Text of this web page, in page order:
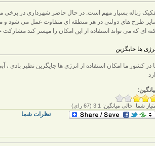
زباله بسیار مهم است. در حال حاضر شهرداری در برخی
طرح های دولتی در هر منطقه ای متفاوت عمل می شود و
ای که می تواند استفاده از این امکان را میسر کند مشارکت
ها جایگزین
در کشور ما امکان استفاده از انرژی ها جایگزین نظیر بادی
شما: خالی میانگین: 3.1
(
67 رای)
نظرات شما